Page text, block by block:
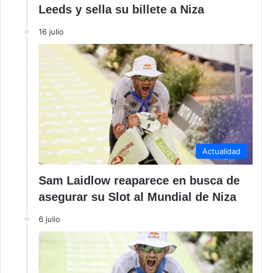
Leeds y sella su billete a Niza
16 julio
Actualidad
Sam Laidlow reaparece en busca de
asegurar su Slot al Mundial de Niza
6 julio